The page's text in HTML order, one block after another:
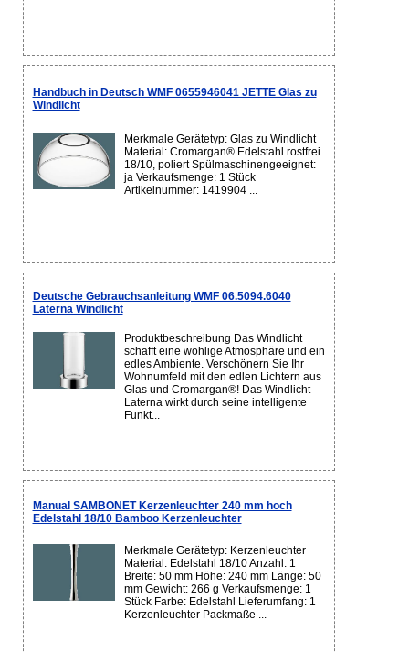
Handbuch in Deutsch WMF 0655946041 JETTE Glas zu
Windlicht
Merkmale Gerätetyp: Glas zu Windlicht
Material: Cromargan® Edelstahl rostfrei
18/10, poliert Spülmaschinengeeignet:
ja Verkaufsmenge: 1 Stück
Artikelnummer: 1419904 ...
Deutsche Gebrauchsanleitung WMF 06.5094.6040
Laterna Windlicht
Produktbeschreibung Das Windlicht
schafft eine wohlige Atmosphäre und ein
edles Ambiente. Verschönern Sie Ihr
Wohnumfeld mit den edlen Lichtern aus
Glas und Cromargan®! Das Windlicht
Laterna wirkt durch seine intelligente
Funkt...
Manual SAMBONET Kerzenleuchter 240 mm hoch
Edelstahl 18/10 Bamboo Kerzenleuchter
Merkmale Gerätetyp: Kerzenleuchter
Material: Edelstahl 18/10 Anzahl: 1
Breite: 50 mm Höhe: 240 mm Länge: 50
mm Gewicht: 266 g Verkaufsmenge: 1
Stück Farbe: Edelstahl Lieferumfang: 1
Kerzenleuchter Packmaße ...